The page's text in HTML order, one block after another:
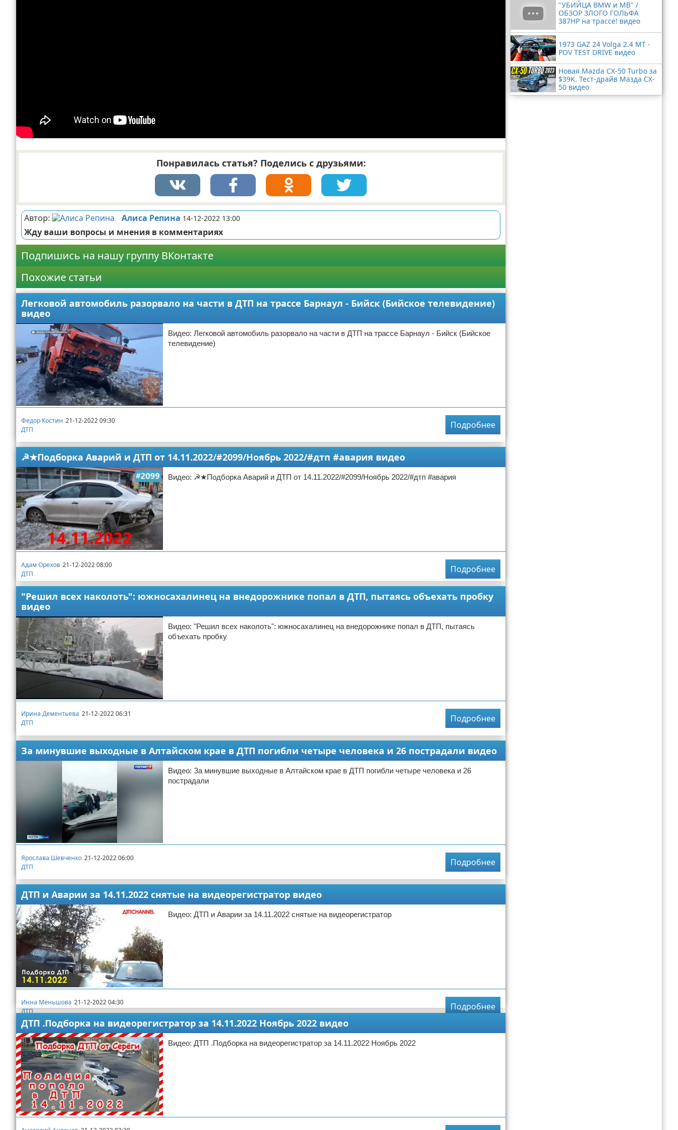
Понравилась статья? Поделись с друзьями:
Автор: Алиса Репина 14-12-2022 13:00
Жду ваши вопросы и мнения в комментариях
Подпишись на нашу группу ВКонтакте
Похожие статьи
Легковой автомобиль разорвало на части в ДТП на трассе Барнаул - Бийск (Бийское телевидение)
видео
Видео: Легковой автомобиль разорвало на части в ДТП на трассе Барнаул - Бийск (Бийское
телевидение)
Федор Костин 21-12-2022 09:30
ДТП
Подробнее
☭★Подборка Аварий и ДТП от 14.11.2022/#2099/Ноябрь 2022/#дтп #авария видео
Видео: ☭★Подборка Аварий и ДТП от 14.11.2022/#2099/Ноябрь 2022/#дтп #авария
Адам Орехов 21-12-2022 08:00
ДТП
Подробнее
"Решил всех наколоть": южносахалинец на внедорожнике попал в ДТП, пытаясь объехать пробку
видео
Видео: "Решил всех наколоть": южносахалинец на внедорожнике попал в ДТП, пытаясь
объехать пробку
Ирина Дементьева 21-12-2022 06:31
ДТП
Подробнее
За минувшие выходные в Алтайском крае в ДТП погибли четыре человека и 26 пострадали видео
Видео: За минувшие выходные в Алтайском крае в ДТП погибли четыре человека и 26
пострадали
Ярослава Шевченко 21-12-2022 06:00
ДТП
Подробнее
ДТП и Аварии за 14.11.2022 снятые на видеорегистратор видео
Видео: ДТП и Аварии за 14.11.2022 снятые на видеорегистратор
Инна Меньшова 21-12-2022 04:30
ДТП
Подробнее
ДТП .Подборка на видеорегистратор за 14.11.2022 Ноябрь 2022 видео
Видео: ДТП .Подборка на видеорегистратор за 14.11.2022 Ноябрь 2022
"УБИЙЦА BMW и MB" /
ОБЗОР ЗЛОГО ГОЛЬФА
387HP на трассе! видео
1973 GAZ 24 Volga 2.4 MT -
POV TEST DRIVE видео
Новая Mazda CX-50 Turbo за
$39K. Тест-драйв Мазда CX-
50 видео